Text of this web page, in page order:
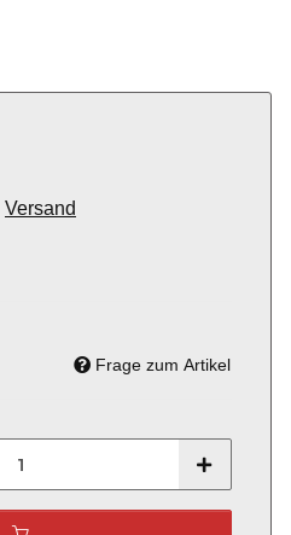
Versand
Frage zum Artikel